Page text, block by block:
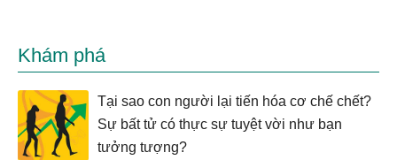
Khám phá
Tại sao con người lại tiến hóa cơ chế chết?
Sự bất tử có thực sự tuyệt vời như bạn
tưởng tượng?